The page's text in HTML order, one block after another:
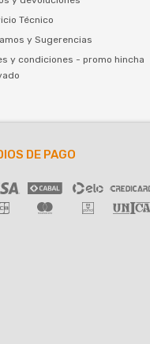
Técnico
y Sugerencias
y condiciones - promo hincha
DE PAGO